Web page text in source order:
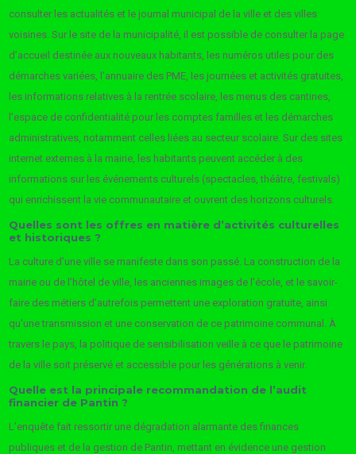
consulter les actualités et le journal municipal de la ville et des villes
voisines. Sur le site de la municipalité, il est possible de consulter la page
d’accueil destinée aux nouveaux habitants, les numéros utiles pour des
démarches variées, l’annuaire des PME, les journées et activités gratuites,
les informations relatives à la rentrée scolaire, les menus des cantines,
l’espace de confidentialité pour les comptes familles et les démarches
administratives, notamment celles liées au secteur scolaire. Sur des sites
internet externes à la mairie, les habitants peuvent accéder à des
informations sur les événements culturels (spectacles, théâtre, festivals)
qui enrichissent la vie communautaire et ouvrent des horizons culturels.
Quelles sont les offres en matière d’activités culturelles
et historiques ?
La culture d’une ville se manifeste dans son passé. La construction de la
mairie ou de l’hôtel de ville, les anciennes images de l’école, et le savoir-
faire des métiers d’autrefois permettent une exploration gratuite, ainsi
qu’une transmission et une conservation de ce patrimoine communal. À
travers le pays, la politique de sensibilisation veille à ce que le patrimoine
de la ville soit préservé et accessible pour les générations à venir.
Quelle est la principale recommandation de l’audit
financier de Pantin ?
L’enquête fait ressortir une dégradation alarmante des finances
publiques et de la gestion de Pantin, mettant en évidence une gestion